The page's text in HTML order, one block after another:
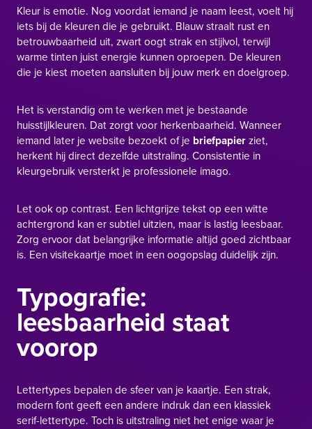
Kleur is emotie. Nog voordat iemand je naam leest, voelt hij
iets bij de kleuren die je gebruikt. Blauw straalt rust en
betrouwbaarheid uit, zwart oogt strak en stijlvol, terwijl
warme tinten juist energie kunnen oproepen. De kleuren
die je kiest moeten aansluiten bij jouw merk en doelgroep.
Het is verstandig om te werken met je bestaande
huisstijlkleuren. Dat zorgt voor herkenbaarheid. Wanneer
iemand later je website bezoekt of je briefpapier ziet,
herkent hij direct dezelfde uitstraling. Consistentie in
kleurgebruik versterkt je professionele imago.
Let ook op contrast. Een lichtgrijze tekst op een witte
achtergrond kan er subtiel uitzien, maar is lastig leesbaar.
Zorg ervoor dat belangrijke informatie altijd goed zichtbaar
is. Een visitekaartje moet in een oogopslag duidelijk zijn.
Typografie:
leesbaarheid staat
voorop
Lettertypes bepalen de sfeer van je kaartje. Een strak,
modern font geeft een andere indruk dan een klassiek
serif-lettertype. Toch is uitstraling niet het enige waar je